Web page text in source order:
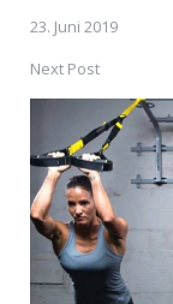
23. Juni 2019
Next Post